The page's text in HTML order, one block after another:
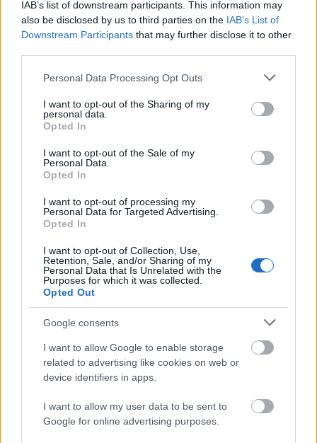
IAB’s list of downstream participants. This information may
also be disclosed by us to third parties on the IAB’s List of
Downstream Participants that may further disclose it to other
Please note that this website/app uses one or more Google
not limited to your visit or usage behaviour. You may click to
grant or deny consent to Google and its third-party tags to
use your data for below specified purposes in below Google
consent section.
Personal Data Processing Opt Outs
I want to opt-out of the Sharing of my
personal data.
Opted In
I want to opt-out of the Sale of my
Personal Data.
Opted In
I want to opt-out of processing my
Personal Data for Targeted Advertising.
Opted In
I want to opt-out of Collection, Use,
Retention, Sale, and/or Sharing of my
Personal Data that Is Unrelated with the
Purposes for which it was collected.
Opted Out
Google consents
I want to allow Google to enable storage
related to advertising like cookies on web or
device identifiers in apps.
I want to allow my user data to be sent to
Google for online advertising purposes.
Külföldi egyveleg 2018/7
Az ünnepek előtt az év utolsó külföldi egyvelegével
jelentkezem, a főszereplők között sok prosecco, a
csendes borokat illetően olasz és osztrák ...